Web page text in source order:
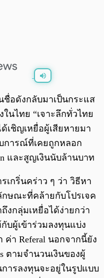
0:00/
ชื่อดังกลับมาเป็นกระแส
นไทย “เจาะลึกทั่วไทย
ด้เชิญเหยื่อผู้เสียหายมา
การณ์ที่เคยถูกหลอก
และสูญเงินนับล้านบาท
เกริ่นคร่าว ๆ ว่า วิธีหา
ษณะที่คล้ายกับโปรเจค
งกลุ่มเหยื่อได้ง่ายกว่า
บผู้เข้าร่วมลงทุนแบ่ง
ค่า Referal นอกจากนี้ยัง
ตามจำนวนเงินของผู้
ารลงทุนจะอยู่ในรูปแบบ